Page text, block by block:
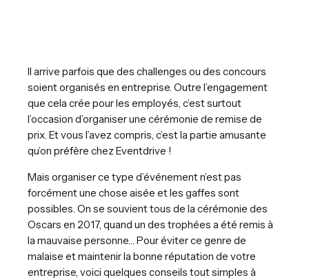
Il arrive parfois que des challenges ou des concours
soient organisés en entreprise. Outre l’engagement
que cela crée pour les employés, c’est surtout
l’occasion d’organiser une cérémonie de remise de
prix. Et vous l’avez compris, c’est la partie amusante
qu’on préfère chez Eventdrive !
Mais organiser ce type d’événement n’est pas
forcément une chose aisée et les gaffes sont
possibles. On se souvient tous de la cérémonie des
Oscars en 2017, quand un des trophées a été remis à
la mauvaise personne… Pour éviter ce genre de
malaise et maintenir la bonne réputation de votre
entreprise, voici quelques conseils tout simples à